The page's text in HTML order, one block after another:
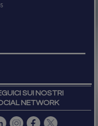
SUI NOSTRI
NETWORK